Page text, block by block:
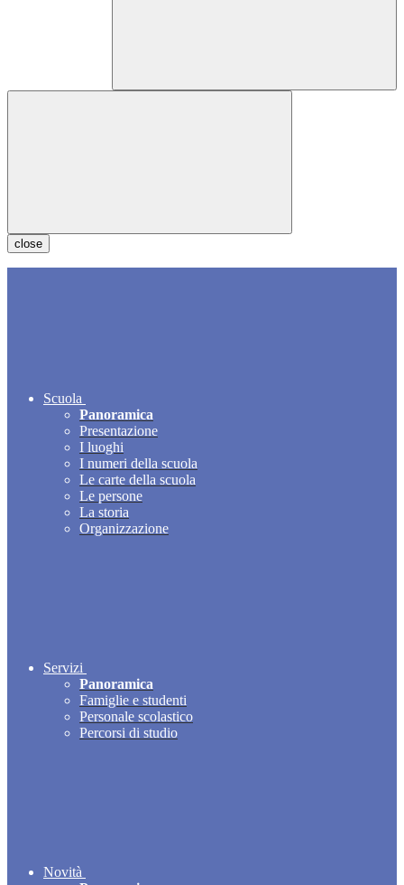
close
Scuola
Panoramica
Presentazione
I luoghi
I numeri della scuola
Le carte della scuola
Le persone
La storia
Organizzazione
Servizi
Panoramica
Famiglie e studenti
Personale scolastico
Percorsi di studio
Novità